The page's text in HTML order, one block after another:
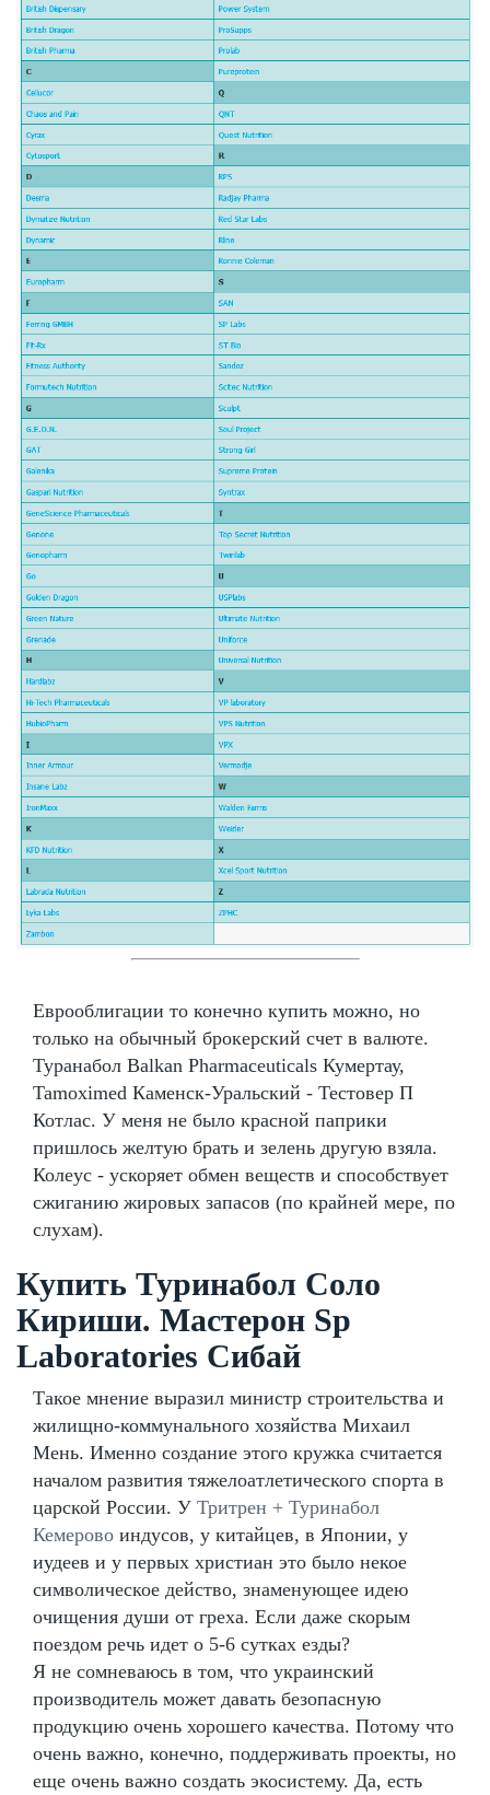
Еврооблигации то конечно купить можно, но
только на обычный брокерский счет в валюте.
Туранабол Balkan Pharmaceuticals Кумертау,
Tamoximed Каменск-Уральский - Тестовер П
Котлас. У меня не было красной паприки
пришлось желтую брать и зелень другую взяла.
Колеус - ускоряет обмен веществ и способствует
сжиганию жировых запасов (по крайней мере, по
слухам).
Купить Туринабол Соло
Кириши. Мастерон Sp
Laboratories Сибай
Такое мнение выразил министр строительства и
жилищно-коммунального хозяйства Михаил
Мень. Именно создание этого кружка считается
началом развития тяжелоатлетического спорта в
царской России. У Тритрен + Туринабол
Кемерово индусов, у китайцев, в Японии, у
иудеев и у первых христиан это было некое
символическое действо, знаменующее идею
очищения души от греха. Если даже скорым
поездом речь идет о 5-6 сутках езды?
Я не сомневаюсь в том, что украинский
производитель может давать безопасную
продукцию очень хорошего качества. Потому что
очень важно, конечно, поддерживать проекты, но
еще очень важно создать экосистему. Да, есть